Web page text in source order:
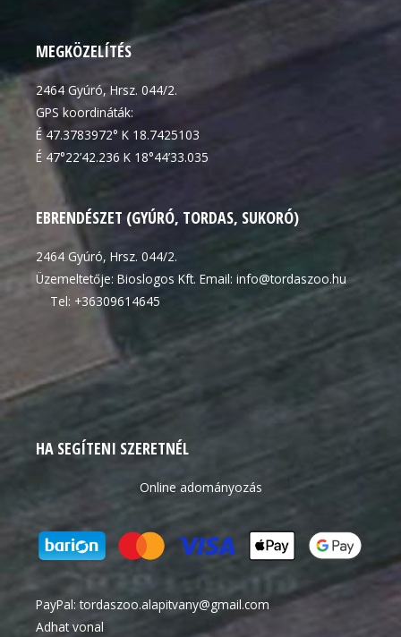
MEGKÖZELÍTÉS
2464 Gyúró, Hrsz. 044/2.
GPS koordináták:
É 47.3783972° K 18.7425103
É 47°22’42.236 K 18°44’33.035
EBRENDÉSZET (GYÚRÓ, TORDAS, SUKORÓ)
2464 Gyúró, Hrsz. 044/2.
Üzemeltetője: Bioslogos Kft. Email: info@tordaszoo.hu
Tel: +36309614645
HA SEGÍTENI SZERETNÉL
Online adományozás
PayPal:tordaszoo.alapitvany@gmail.com
Adhat vonal